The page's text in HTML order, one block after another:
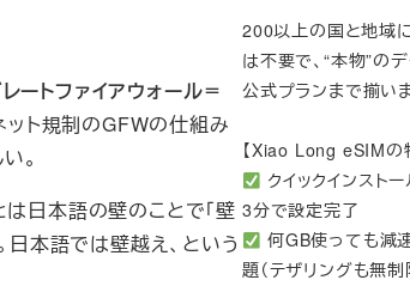
トファイアウォール＝
ット規制のGFWの仕組み
。
日本語の壁のことで「壁
本語では壁越え、という
200以上の国と地域
は不要で、“本物”の
公式プランまで揃いま
【Xiao Long eSIMの
クイックインスト
3分で設定完了
何GB使っても減
題（テザリングも無制